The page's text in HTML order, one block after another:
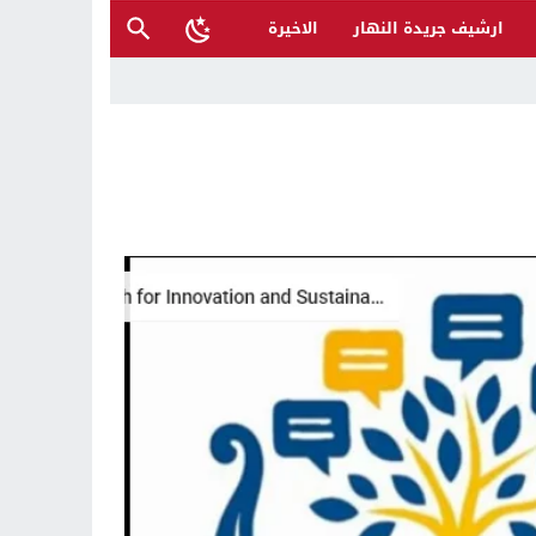
ارشيف جريدة النهار
الاخيرة
تغرق قرى شمال نينوى والأهالي يستغيثون